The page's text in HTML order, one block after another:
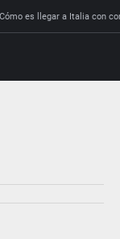
es llegar a Italia con